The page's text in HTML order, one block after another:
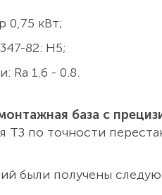
0,75 кВт;
82: Н5;
Ra 1.6 - 0.8.
база с
ТЗ по точности
были получены